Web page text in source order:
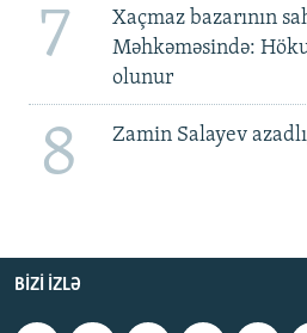
7
Xaçmaz bazarının
Məhkəməsində:
olunur
8 Zamin Salayev
BIZI IZLƏ